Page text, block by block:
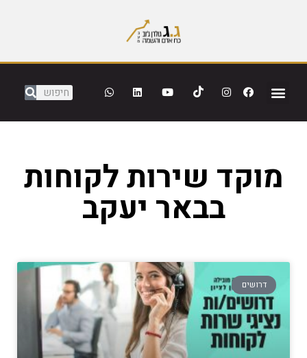
מוקד שירות לקוחות
בבאר יעקב
דרושים